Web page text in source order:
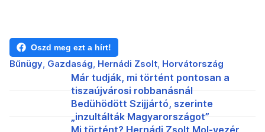
Oszd meg ezt a hírt!
Bűnügy Gazdaság Hernádi Zsolt Horvátország
Már tudják, mi történt pontosan a
tiszaújvárosi robbanásnál
Bedühödött Szijjártó, szerinte
„inzultálták Magyarországot”